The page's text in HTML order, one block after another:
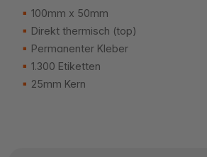
100mm x 50mm
Direkt thermisch (top)
Permanenter Kleber
1.300 Etiketten
25mm Kern